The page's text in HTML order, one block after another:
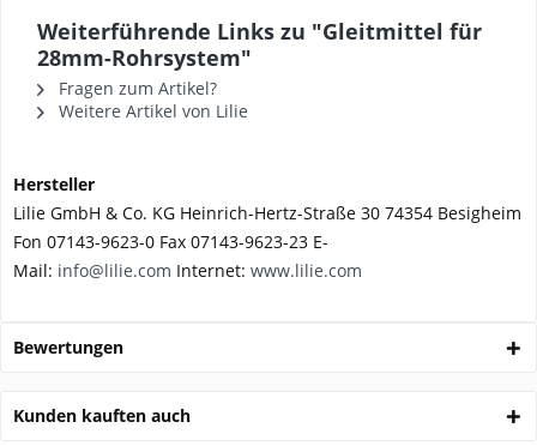
Weiterführende Links zu "Gleitmittel für
28mm-Rohrsystem"
Fragen zum Artikel?
Weitere Artikel von Lilie
Hersteller
Lilie GmbH & Co. KG Heinrich-Hertz-Straße 30 74354 Besigheim
Fon 07143-9623-0 Fax 07143-9623-23 E-
Mail: info@lilie.com Internet: www.lilie.com
Bewertungen
Kunden kauften auch